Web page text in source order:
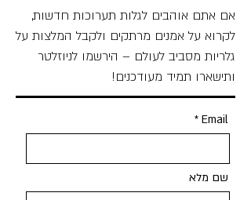
אם אתם אוהבים לגלות תערוכות חדשות,
לקרוא על אמנים מרתקים ולקבל המלצות על
גלריות מסביב לעולם – הירשמו לניוזלטר
ותישארו תמיד מעודכנים!
Email
שם מלא